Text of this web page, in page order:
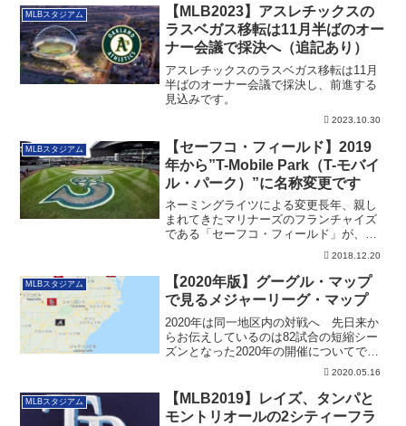
MLBスタジアム
【MLB2023】アスレチックスの
ラスベガス移転は11月半ばのオー
ナー会議で採決へ（追記あり）
アスレチックスのラスベガス移転は11月
半ばのオーナー会議で採決し、前進する
見込みです。
2023.10.30
MLBスタジアム
【セーフコ・フィールド】2019
年から”T-Mobile Park（T-モバイ
ル・パーク）”に名称変更です
ネーミングライツによる変更長年、親し
まれてきたマリナーズのフランチャイズ
である「セーフコ・フィールド」が、
2018.12.20
MLBスタジアム
【2020年版】グーグル・マップ
で見るメジャーリーグ・マップ
2020年は同一地区内の対戦へ 先日来か
らお伝えしているのは82試合の短縮シー
ズンとなった2020年の開催についてです
2020.05.16
MLBスタジアム
【MLB2019】レイズ、タンパと
モントリオールの2シティーフラ